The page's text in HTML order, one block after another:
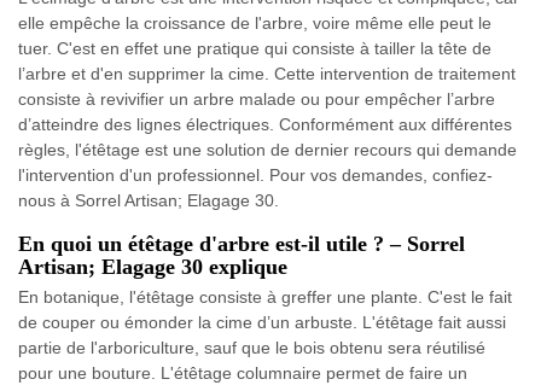
elle empêche la croissance de l'arbre, voire même elle peut le
tuer. C'est en effet une pratique qui consiste à tailler la tête de
l’arbre et d'en supprimer la cime. Cette intervention de traitement
consiste à revivifier un arbre malade ou pour empêcher l’arbre
d’atteindre des lignes électriques. Conformément aux différentes
règles, l'étêtage est une solution de dernier recours qui demande
l'intervention d'un professionnel. Pour vos demandes, confiez-
nous à Sorrel Artisan; Elagage 30.
En quoi un étêtage d'arbre est-il utile ? – Sorrel
Artisan; Elagage 30 explique
En botanique, l'étêtage consiste à greffer une plante. C'est le fait
de couper ou émonder la cime d’un arbuste. L'étêtage fait aussi
partie de l'arboriculture, sauf que le bois obtenu sera réutilisé
pour une bouture. L'étêtage columnaire permet de faire un